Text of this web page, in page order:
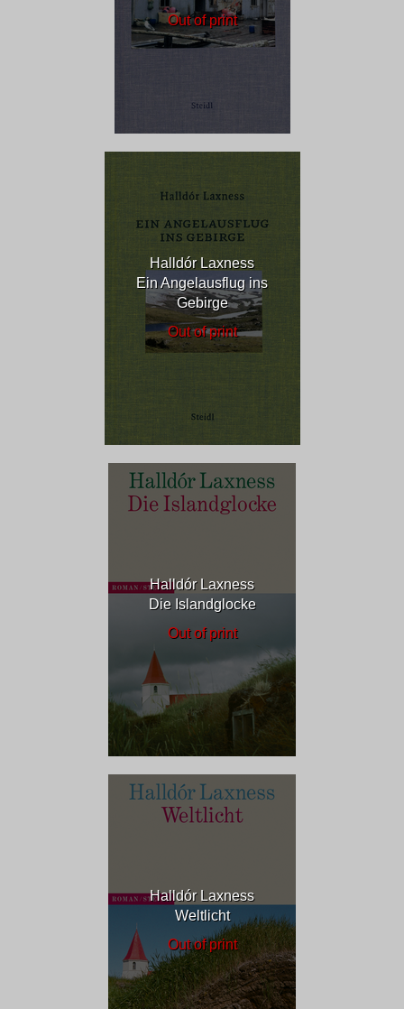
Out of print
Halldór Laxness
Ein Angelausflug ins
Gebirge
Out of print
Halldór Laxness
Die Islandglocke
Out of print
Halldór Laxness
Weltlicht
Out of print